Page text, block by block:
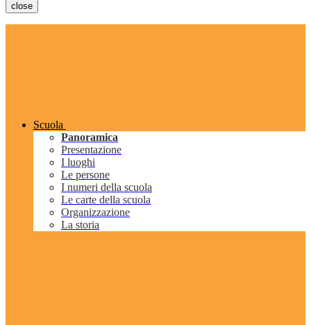
close
Scuola
Panoramica
Presentazione
I luoghi
Le persone
I numeri della scuola
Le carte della scuola
Organizzazione
La storia